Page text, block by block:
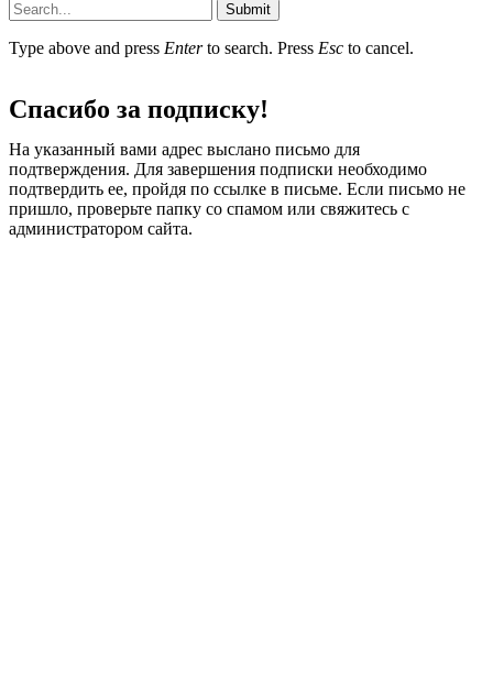
Submit
Type above and press Enterto search. Press Esc to cancel.
Спасибо за подписку!
На указанный вами адрес выслано письмо для
подтверждения. Для завершения подписки необходимо
подтвердить ее, пройдя по ссылке в письме. Если письмо не
пришло, проверьте папку со спамом или свяжитесь с
администратором сайта.